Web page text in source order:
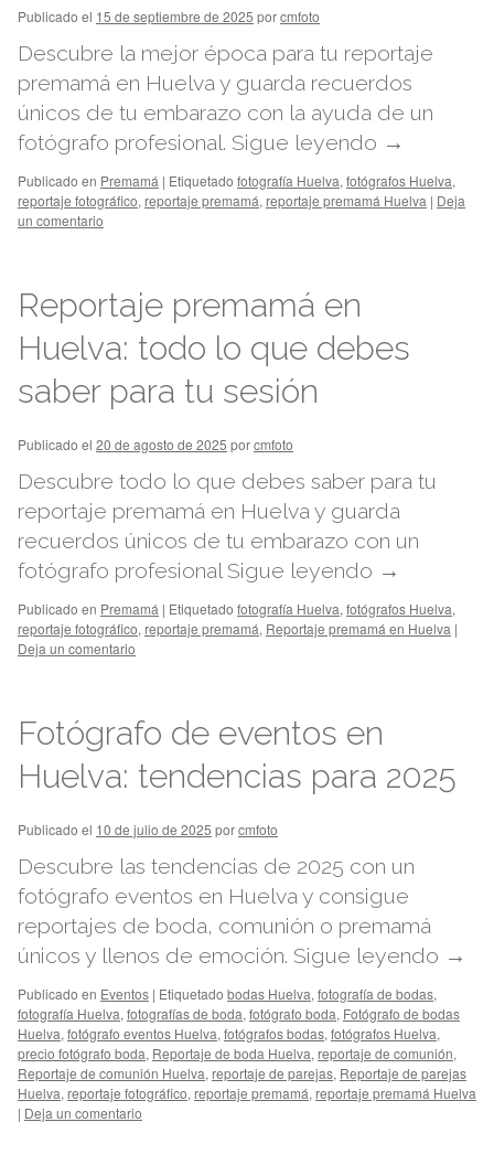
Publicado el 15 de septiembre de 2025 porcmfoto
Descubre la mejor época para tu reportaje
premamá en Huelva y guarda recuerdos
únicos de tu embarazo con la ayuda de un
fotógrafo profesional. Sigue leyendo →
Publicado en Premamá | Etiquetado fotografía Huelva, fotógrafos Huelva,
reportaje fotográfico, reportaje premamá, reportaje premamá Huelva | Deja
un comentario
Reportaje premamá en
Huelva: todo lo que debes
saber para tu sesión
Publicado el 20 de agosto de 2025 porcmfoto
Descubre todo lo que debes saber para tu
reportaje premamá en Huelva y guarda
recuerdos únicos de tu embarazo con un
fotógrafo profesionalSigue leyendo →
Publicado en Premamá | Etiquetado fotografía Huelva, fotógrafos Huelva,
reportaje fotográfico, reportaje premamá, Reportaje premamá en Huelva |
Deja un comentario
Fotógrafo de eventos en
Huelva: tendencias para 2025
Publicado el 10 de julio de 2025 porcmfoto
Descubre las tendencias de 2025 con un
fotógrafo eventos en Huelva y consigue
reportajes de boda, comunión o premamá
únicos y llenos de emoción. Sigue leyendo →
Publicado en Eventos | Etiquetado bodas Huelva, fotografía de bodas,
fotografía Huelva, fotografías de boda, fotógrafo boda, Fotógrafo de bodas
Huelva, fotógrafo eventos Huelva, fotógrafos bodas, fotógrafos Huelva,
precio fotógrafo boda, Reportaje de boda Huelva, reportaje de comunión,
Reportaje de comunión Huelva, reportaje de parejas, Reportaje de parejas
Huelva, reportaje fotográfico, reportaje premamá, reportaje premamá Huelva
| Deja un comentario